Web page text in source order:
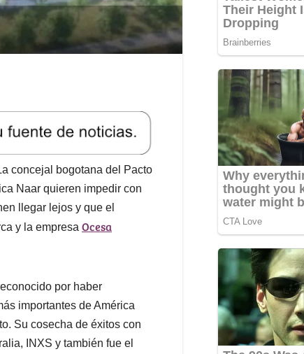
concejal bogotana del Pacto
Naar quieren impedir con
llegar lejos y que el
y la empresa Ocesa
por haber
importantes de América
Su cosecha de éxitos con
INXS y también fue el